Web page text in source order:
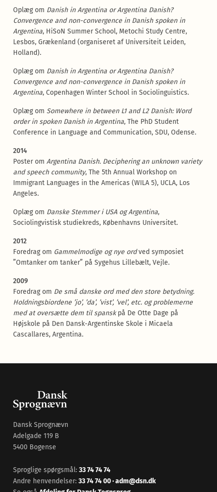
Oplæg om Danish in Argentina or Argentina Danish?
Convergence and non-convergence in Danish spoken in
Argentina, HiSoN Summer School, Metochi Study Centre,
Lesbos, Grækenland (organiseret af Universiteit Leiden,
Holland).
Oplæg om Danish in Argentina or Argentina Danish?
Convergence and non-convergence in Danish spoken in
Argentina, Copenhagen Winter School in Sociolinguistics.
Oplæg om Somewhere in between L1 and L2 Danish: Word
order in spoken Danish in Argentina, The PhD Student
Conference in Language and Communication, SDU, Odense.
2014
Poster om Argentina Danish. Deciphering an unknown variety
and speech community, The 5th Annual Workshop on
Immigrant Languages in the Americas (WILA 5), UCLA, Los
Angeles.
Oplæg om Danske Stemmer i USA og Argentina,
Sociolingvistisk studiekreds, Københavns Universitet.
2012
Foredrag om Gammelmodige og nye ordved symposiet
”Omtanker om tanker” på Sygehus Lillebælt, Vejle.
2009
Foredrag om De små danske ord med den store betydning.
Holdningsbiordene ’jo’, ’da’, ’vist’, ’vel’, etc. og problemerne
med at oversætte dem til spanskpå De Otte Dage på
Højskole på Den Dansk-Argentinske Skole i Micaela
Cascallares, Argentina.
Dansk Sprognævn
Adelgade 119 B
5400 Bogense
Sproglige spørgsmål: 33 74 74 74
Andre henvendelser: 33 74 74 00·adm@dsn.dk